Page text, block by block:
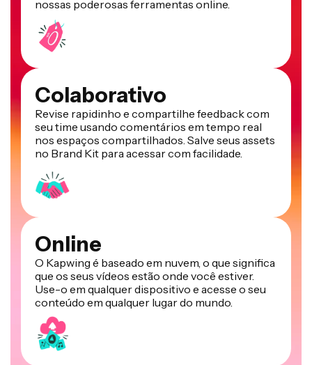
Colaborativo
Revise rapidinho e compartilhe feedback com
seu time usando comentários em tempo real
nos espaços compartilhados. Salve seus assets
no Brand Kit para acessar com facilidade.
Online
O Kapwing é baseado em nuvem, o que significa
que os seus vídeos estão onde você estiver.
Use-o em qualquer dispositivo e acesse o seu
conteúdo em qualquer lugar do mundo.